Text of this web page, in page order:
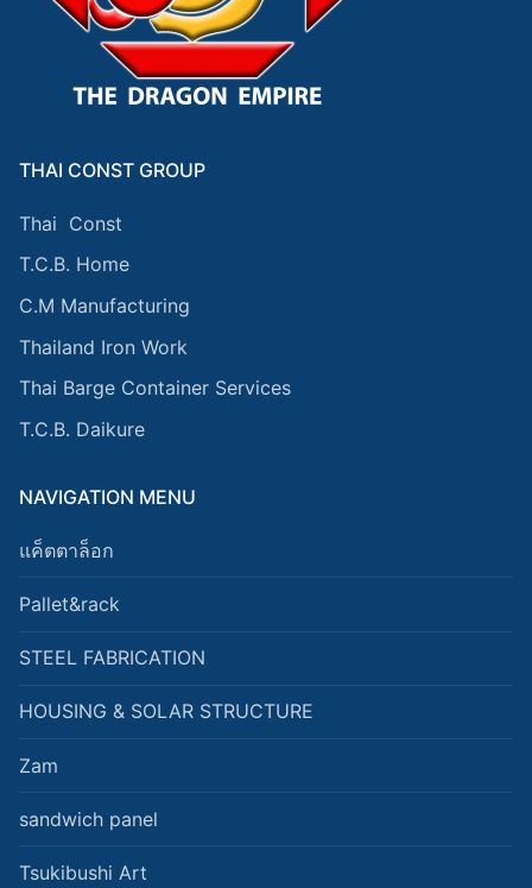
THAI CONST GROUP
Thai Const
T.C.B. Home
C.M Manufacturing
Thailand Iron Work
Thai Barge Container Services
T.C.B. Daikure
NAVIGATION MENU
แค็ตตาล็อก
Pallet&rack
STEEL FABRICATION
HOUSING & SOLAR STRUCTURE
Zam
sandwich panel
Tsukibushi Art